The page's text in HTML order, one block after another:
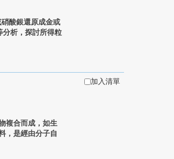
酸銀還原成金或
分析，探討所得粒
複合而成，如生
，是經由分子自
加入清單